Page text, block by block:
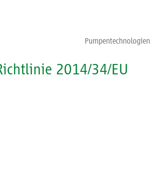
Pumpentechnologien
2014/34/EU